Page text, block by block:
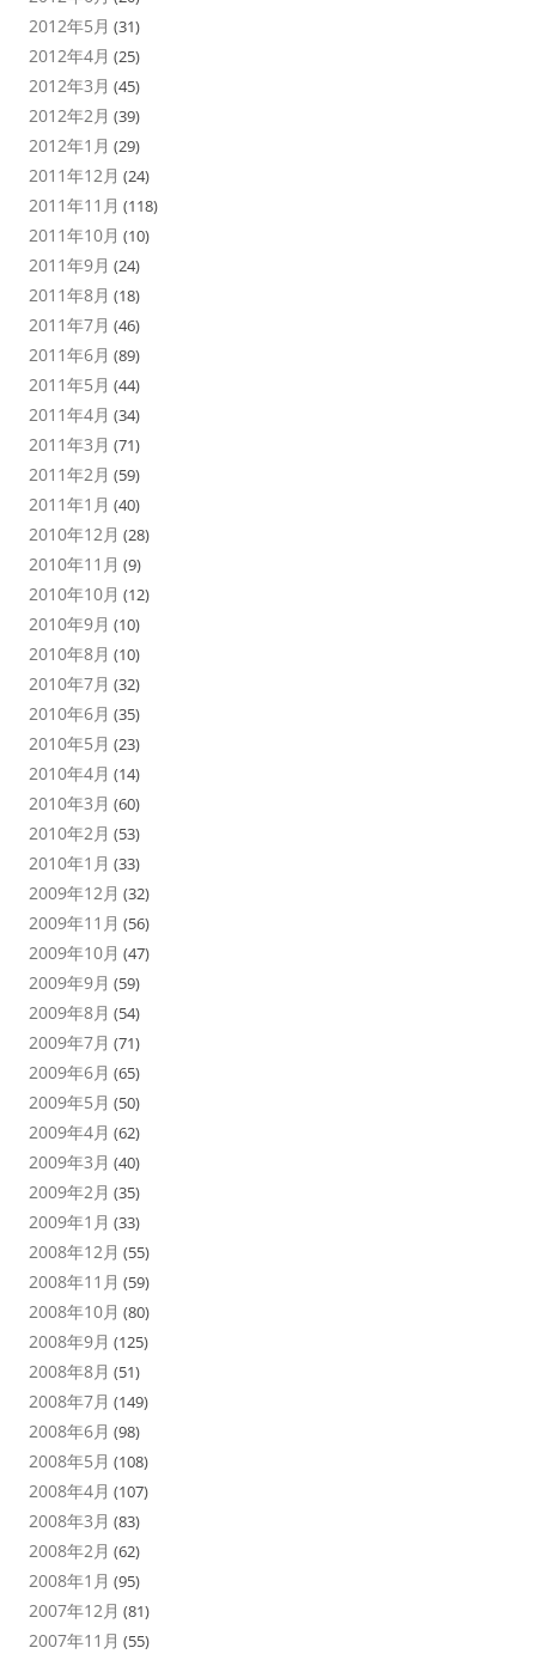
2012年5月 (31)
2012年4月 (25)
2012年3月 (45)
2012年2月 (39)
2012年1月 (29)
2011年12月 (24)
2011年11月 (118)
2011年10月 (10)
2011年9月 (24)
2011年8月 (18)
2011年7月 (46)
2011年6月 (89)
2011年5月 (44)
2011年4月 (34)
2011年3月 (71)
2011年2月 (59)
2011年1月 (40)
2010年12月 (28)
2010年11月 (9)
2010年10月 (12)
2010年9月 (10)
2010年8月 (10)
2010年7月 (32)
2010年6月 (35)
2010年5月 (23)
2010年4月 (14)
2010年3月 (60)
2010年2月 (53)
2010年1月 (33)
2009年12月 (32)
2009年11月 (56)
2009年10月 (47)
2009年9月 (59)
2009年8月 (54)
2009年7月 (71)
2009年6月 (65)
2009年5月 (50)
2009年4月 (62)
2009年3月 (40)
2009年2月 (35)
2009年1月 (33)
2008年12月 (55)
2008年11月 (59)
2008年10月 (80)
2008年9月 (125)
2008年8月 (51)
2008年7月 (149)
2008年6月 (98)
2008年5月 (108)
2008年4月 (107)
2008年3月 (83)
2008年2月 (62)
2008年1月 (95)
2007年12月 (81)
2007年11月 (55)